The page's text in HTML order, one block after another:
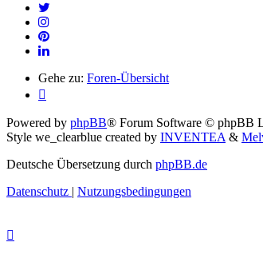
Gehe zu: Foren-Übersicht
Powered by phpBB® Forum Software © phpBB
Style we_clearblue created by INVENTEA &
Deutsche Übersetzung durch phpBB.de
Datenschutz | Nutzungsbedingungen